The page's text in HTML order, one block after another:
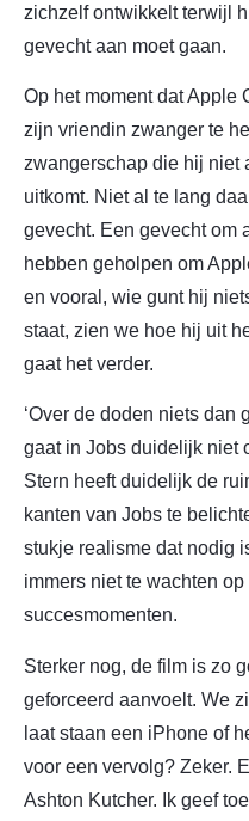
zichzelf ontwikkelt terwijl
gevecht aan moet gaan.
Op het moment dat Apple
zijn vriendin zwanger te
zwangerschap die hij niet
uitkomt. Niet al te lang
gevecht. Een gevecht om
hebben geholpen om
en vooral, wie gunt hij
staat, zien we hoe hij uit
gaat het verder.
‘Over de doden niets dan
gaat in Jobs duidelijk niet
Stern heeft duidelijk de
kanten van Jobs te
stukje realisme dat nodig
immers niet te wachten
succesmomenten.
Sterker nog, de film is zo
geforceerd aanvoelt. We
laat staan een iPhone of
voor een vervolg? Zeker.
Ashton Kutcher. Ik geef